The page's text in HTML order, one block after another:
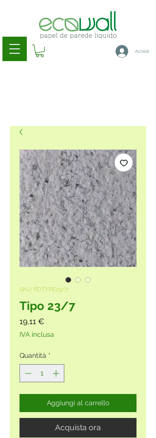
Accedi
SKU: PDTYPE23/7
Tipo 23/7
19,11 €
IVA inclusa
Quantità *
Aggiungi al carrello
Acquista ora